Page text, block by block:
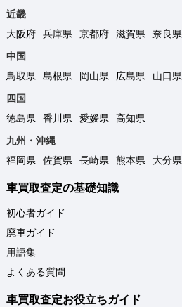
近畿
大阪府
兵庫県 京都府 滋賀県 奈良県
中国
鳥取県
島根県 岡山県 広島県
山口県
四国
徳島県
香川県 愛媛県
高知県
九州・沖縄
福岡県
佐賀県 長崎県 熊本県 大分県
車買取査定の基礎知識
初心者ガイド
廃車ガイド
用語集
よくある質問
車買取査定お役立ちガイド